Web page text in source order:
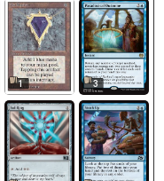
1 3